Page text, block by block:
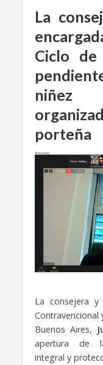
La
Ciclo de
niñez
porteña
La consejera
Contravencional
Buenos Aires,
apertura de
integral y